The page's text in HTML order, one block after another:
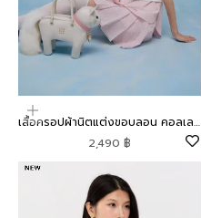
เลือกตัวเลือก
เสื้อครอปผ้านิตแต่งขอบลอน คอลเลก
ชัน Mild Moment
ราคาโปรโมชัน
2,490 ฿